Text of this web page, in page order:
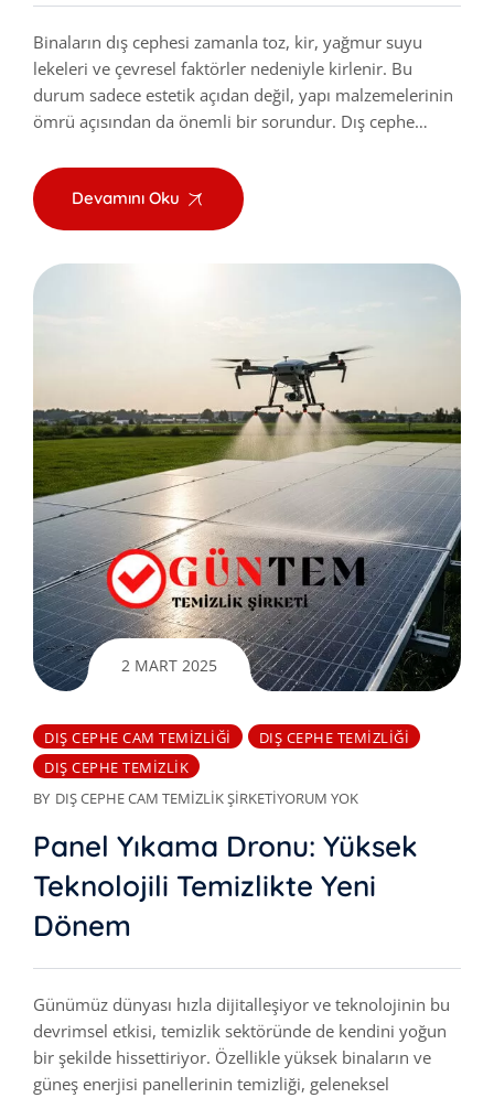
Binaların dış cephesi zamanla toz, kir, yağmur suyu
lekeleri ve çevresel faktörler nedeniyle kirlenir. Bu
durum sadece estetik açıdan değil, yapı malzemelerinin
ömrü açısından da önemli bir sorundur. Dış cephe…
Devamını Oku
2 MART 2025
DIŞ CEPHE CAM TEMIZLIĞI
DIŞ CEPHE TEMIZLIĞI
DIŞ CEPHE TEMIZLIK
BY DIŞ CEPHE CAM TEMIZLIK ŞIRKETIYORUM YOK
Panel Yıkama Dronu: Yüksek
Teknolojili Temizlikte Yeni
Dönem
Günümüz dünyası hızla dijitalleşiyor ve teknolojinin bu
devrimsel etkisi, temizlik sektöründe de kendini yoğun
bir şekilde hissettiriyor. Özellikle yüksek binaların ve
güneş enerjisi panellerinin temizliği, geleneksel